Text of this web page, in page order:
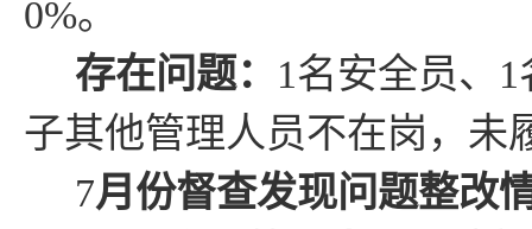
0%。
存在问题： 1名安全员、 1
子其他管理人员不在岗，未
7月份督查发现问题整改